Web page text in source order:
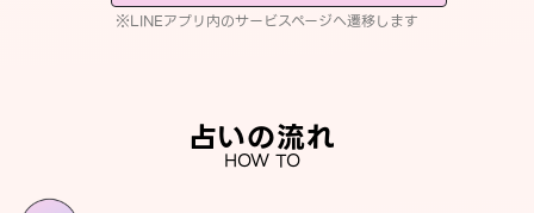
※LINEアプリ内のサービスページへ遷移します
占いの流れ
HOW TO